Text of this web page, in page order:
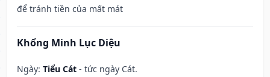
để tránh tiền của mất mát
Khổng Minh Lục Diệu
Ngày: Tiểu Cát - tức ngày Cát.